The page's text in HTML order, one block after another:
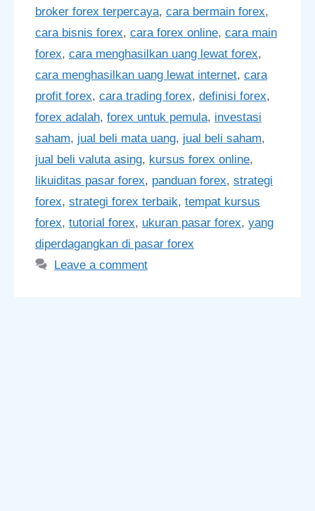
broker forex terpercaya, cara bermain forex,
cara bisnis forex, cara forex online, cara main
forex, cara menghasilkan uang lewat forex,
cara menghasilkan uang lewat internet, cara
profit forex, cara trading forex, definisi forex,
forex adalah, forex untuk pemula, investasi
saham, jual beli mata uang, jual beli saham,
jual beli valuta asing, kursus forex online,
likuiditas pasar forex, panduan forex, strategi
forex, strategi forex terbaik, tempat kursus
forex, tutorial forex, ukuran pasar forex, yang
diperdagangkan di pasar forex
Leave a comment